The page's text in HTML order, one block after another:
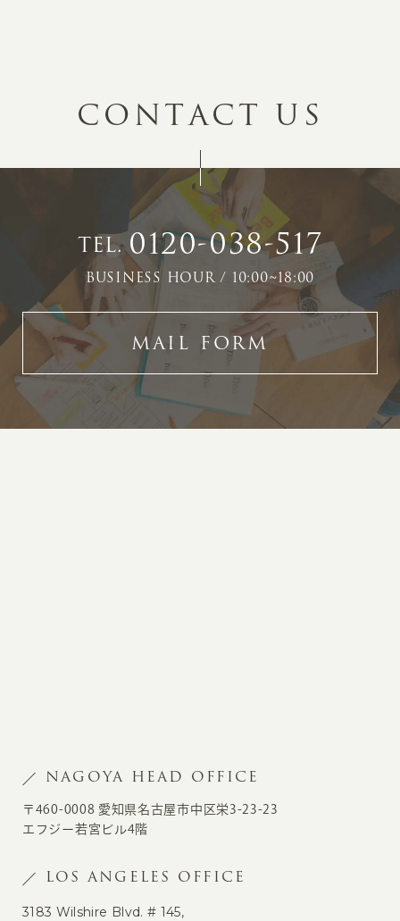
CONTACT US
TEL.0120-038-517
BUSINESS HOUR / 10:00~18:00
MAIL FORM
NAGOYA HEAD OFFICE
〒460-0008 愛知県名古屋市中区栄3-23-23
エフジー若宮ビル4階
LOS ANGELES OFFICE
3183 Wilshire Blvd. # 145,